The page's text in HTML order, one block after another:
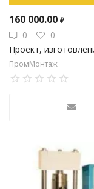
160 000.00 ₽
0
0
Проект,
ПромМонтаж